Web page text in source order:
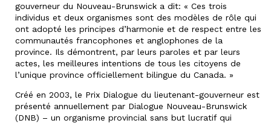
gouverneur du Nouveau-Brunswick a dit: « Ces trois
individus et deux organismes sont des modèles de rôle qui
ont adopté les principes d’harmonie et de respect entre les
communautés francophones et anglophones de la
province. Ils démontrent, par leurs paroles et par leurs
actes, les meilleures intentions de tous les citoyens de
l’unique province officiellement bilingue du Canada. »
Créé en 2003, le Prix Dialogue du lieutenant-gouverneur est
présenté annuellement par Dialogue Nouveau-Brunswick
(DNB) – un organisme provincial sans but lucratif qui